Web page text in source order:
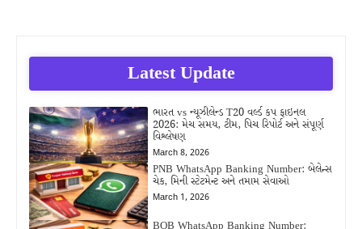
Latest Update
ભારત vs ન્યૂઝીલેન્ડ T20 વર્લ્ડ કપ ફાઇનલ
2026: મેચ સમય, ટીમ, પિચ રિપોર્ટ અને સંપૂર્ણ
વિશ્લેષણ
March 8, 2026
PNB WhatsApp Banking Number: બેલેન્સ
ચેક, મિની સ્ટેટમેન્ટ અને તમામ સેવાઓ
March 1, 2026